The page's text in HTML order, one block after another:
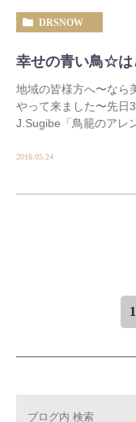
DRSNOW
幸せの青い鳥☆は
地域の皆様方へ〜なら
やって来ました〜先日
J.Sugibe「鳥籠のアレ
2016.05.24
1